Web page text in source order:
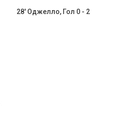
28' Оджелло, Гол 0 - 2